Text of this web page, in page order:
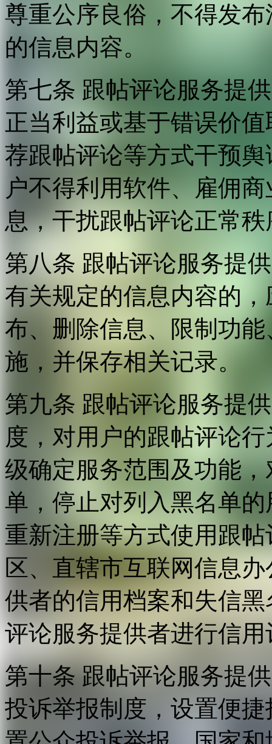
尊重公序良俗，不得发
的信息内容。
第七条 跟帖评论服务提
正当利益或基于错误价
荐跟帖评论等方式干预
户不得利用软件、雇佣
息，干扰跟帖评论正常
第八条 跟帖评论服务提
有关规定的信息内容的
布、删除信息、限制功
施，并保存相关记录。
第九条 跟帖评论服务提
度，对用户的跟帖评论
级确定服务范围及功能
单，停止对列入黑名单
重新注册等方式使用跟
区、直辖市互联网信息
供者的信用档案和失信
评论服务提供者进行信用
第十条 跟帖评论服务提
投诉举报制度，设置便